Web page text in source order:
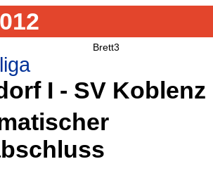
I - SV Koblenz